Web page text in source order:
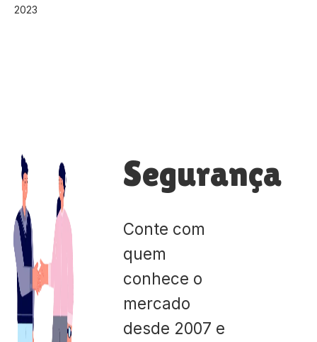
2023
Segurança
Conte com
quem
conhece o
mercado
desde 2007 e